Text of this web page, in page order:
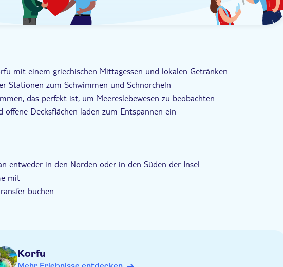
mit einem griechischen Mittagessen und lokalen Getränken
Stationen zum Schwimmen und Schnorcheln
das perfekt ist, um Meereslebewesen zu beobachten
Decksflächen laden zum Entspannen ein
entweder in den Norden oder in den Süden der Insel
mit
buchen
Korfu